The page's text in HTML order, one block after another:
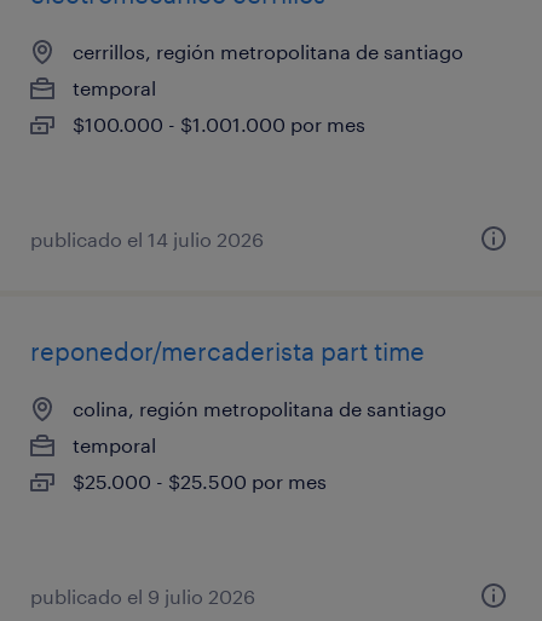
cerrillos, región metropolitana de santiago
temporal
$100.000 - $1.001.000 por mes
publicado el 14 julio 2026
reponedor/mercaderista part time
colina, región metropolitana de santiago
temporal
$25.000 - $25.500 por mes
publicado el 9 julio 2026